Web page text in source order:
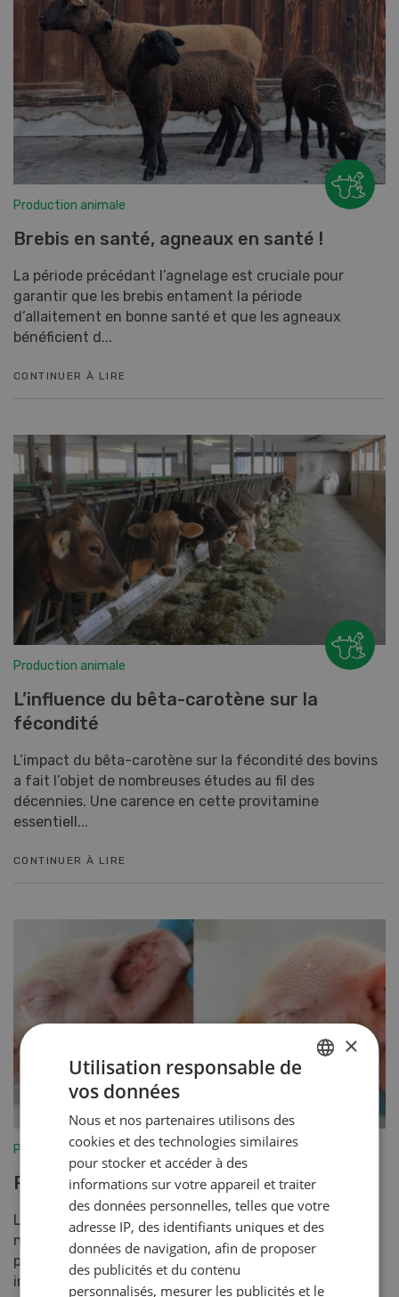
Production animale
Brebis en santé, agneaux en santé !
La période précédant l’agnelage est cruciale pour
garantir que les brebis entament la période
d’allaitement en bonne santé et que les agneaux
bénéficient d...
CONTINUER À LIRE
Production animale
L’influence du bêta-carotène sur la
fécondité
L’impact du bêta-carotène sur la fécondité des bovins
a fait l’objet de nombreuses études au fil des
décennies. Une carence en cette provitamine
essentiell...
CONTINUER À LIRE
Production animale
Porcelets RCIU
La sélection génétique axée sur l’augmentation du
nombre de porcelets par portée vise à améliorer la
productivité des truies reproductrices, un facteur
imp...
×
Utilisation responsable de
vos données
Nous et nos partenaires utilisons des
cookies et des technologies similaires
pour stocker et accéder à des
informations sur votre appareil et traiter
des données personnelles, telles que votre
adresse IP, des identifiants uniques et des
données de navigation, afin de proposer
des publicités et du contenu
personnalisés, mesurer les publicités et le